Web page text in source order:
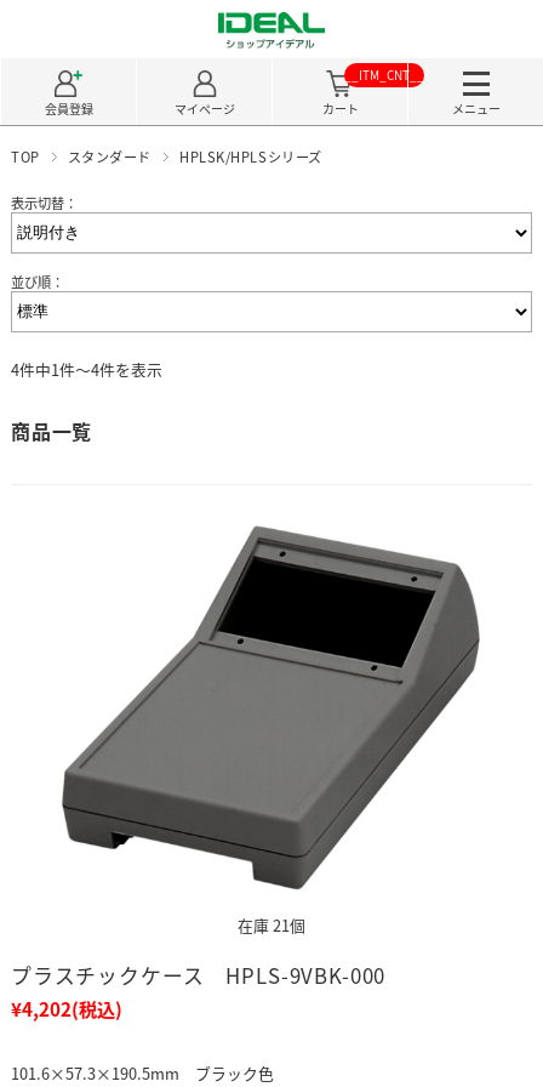
会員登録 マイページ カート
__ITM_CNT__
メニュー
TOP スタンダード HPLSK/HPLSシリーズ
表示切替：
並び順：
4件中1件～4件を表示
商品一覧
在庫 21個
プラスチックケース HPLS-9VBK-000
¥4,202(税込)
101.6×57.3×190.5mm ブラック色